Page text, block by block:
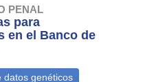
PENAL
para
en el Banco de